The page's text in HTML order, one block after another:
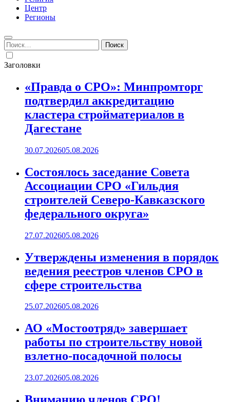
Центр
Регионы
Найти:
Заголовки
«Правда о СРО»: Минпромторг
подтвердил аккредитацию
кластера стройматериалов в
Дагестане
30.07.202605.08.2026
Состоялось заседание Совета
Ассоциации СРО «Гильдия
строителей Северо-Кавказского
федерального округа»
27.07.202605.08.2026
Утверждены изменения в порядок
ведения реестров членов СРО в
сфере строительства
25.07.202605.08.2026
АО «Мостоотряд» завершает
работы по строительству новой
взлетно-посадочной полосы
23.07.202605.08.2026